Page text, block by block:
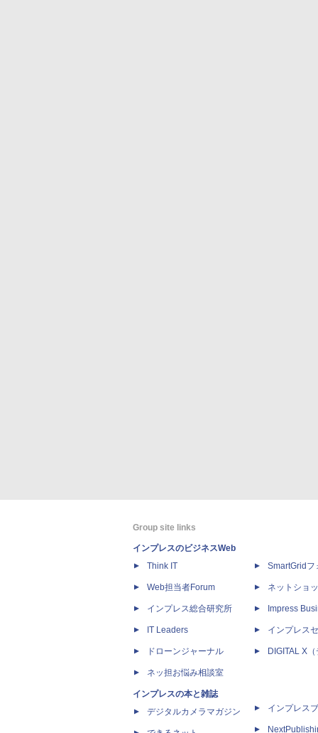
Group site links
インプレスのビジネスWeb
Think IT
Web担当者Forum
インプレス総合研究所
IT Leaders
ドローンジャーナル
ネッ担お悩み相談室
インプレスの本と雑誌
デジタルカメラマガジン
SmartGridフ
ネットショ
Impress
インプレス
DIGITAL X
インプレス